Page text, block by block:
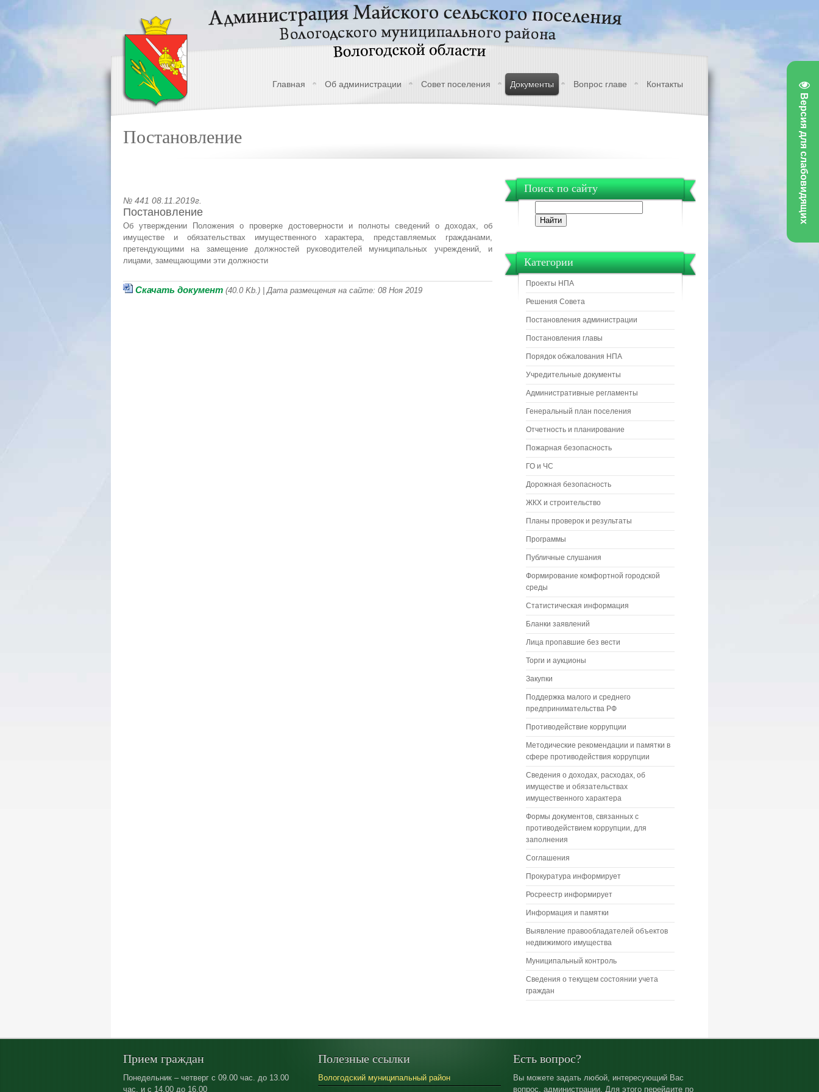
Версия для слабовидящих
Главная Об администрации Совет поселения Документы Вопрос главе Контакты
Постановление
№ 441 08.11.2019г.
Постановление
Об утверждении Положения о проверке достоверности и полноты сведений о доходах, об
имуществе и обязательствах имущественного характера, представляемых гражданами,
претендующими на замещение должностей руководителей муниципальных учреждений, и
лицами, замещающими эти должности
Скачать документ (40.0 Kb.) | Дата размещения на сайте: 08 Ноя 2019
Поиск по сайту
Категории
Проекты НПА
Решения Совета
Постановления администрации
Постановления главы
Порядок обжалования НПА
Учредительные документы
Административные регламенты
Генеральный план поселения
Отчетность и планирование
Пожарная безопасность
ГО и ЧС
Дорожная безопасность
ЖКХ и строительство
Планы проверок и результаты
Программы
Публичные слушания
Формирование комфортной городской
среды
Статистическая информация
Бланки заявлений
Лица пропавшие без вести
Торги и аукционы
Закупки
Поддержка малого и среднего
предпринимательства РФ
Противодействие коррупции
Методические рекомендации и памятки в
сфере противодействия коррупции
Сведения о доходах, расходах, об
имуществе и обязательствах
имущественного характера
Формы документов, связанных с
противодействием коррупции, для
заполнения
Соглашения
Прокуратура информирует
Росреестр информирует
Информация и памятки
Выявление правообладателей объектов
недвижимого имущества
Муниципальный контроль
Сведения о текущем состоянии учета
граждан
Прием граждан
Понедельник – четверг с 09.00 час. до 13.00
час. и с 14.00 до 16.00
Полезные ссылки
Вологодский муниципальный район
Есть вопрос?
Вы можете задать любой, интересующий Вас
вопрос, администрации. Для этого перейдите по